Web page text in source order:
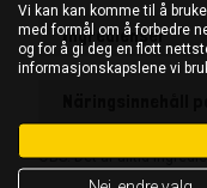
Ingredienser
OBS! Det är alltid
Vi kan kan komme til å
med formål om å forbedre
og for å gi deg en flott
informasjonskapslene vi